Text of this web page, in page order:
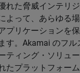
れた脅威インテリ
よって、あらゆる
プリケーションを
す。Akamai のフル
ティング・ソリュ
たプラットフォー